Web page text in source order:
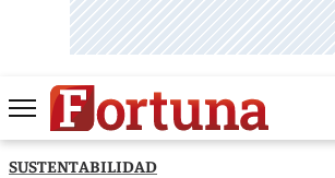
SUSTENTABILIDAD